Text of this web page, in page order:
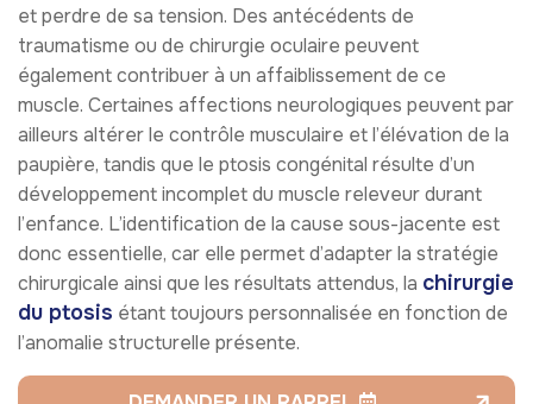
et perdre de sa tension. Des antécédents de
traumatisme ou de chirurgie oculaire peuvent
également contribuer à un affaiblissement de ce
muscle. Certaines affections neurologiques peuvent par
ailleurs altérer le contrôle musculaire et l’élévation de la
paupière, tandis que le ptosis congénital résulte d’un
développement incomplet du muscle releveur durant
l’enfance. L’identification de la cause sous-jacente est
donc essentielle, car elle permet d’adapter la stratégie
chirurgicale ainsi que les résultats attendus, la chirurgie
du ptosis étant toujours personnalisée en fonction de
l’anomalie structurelle présente.